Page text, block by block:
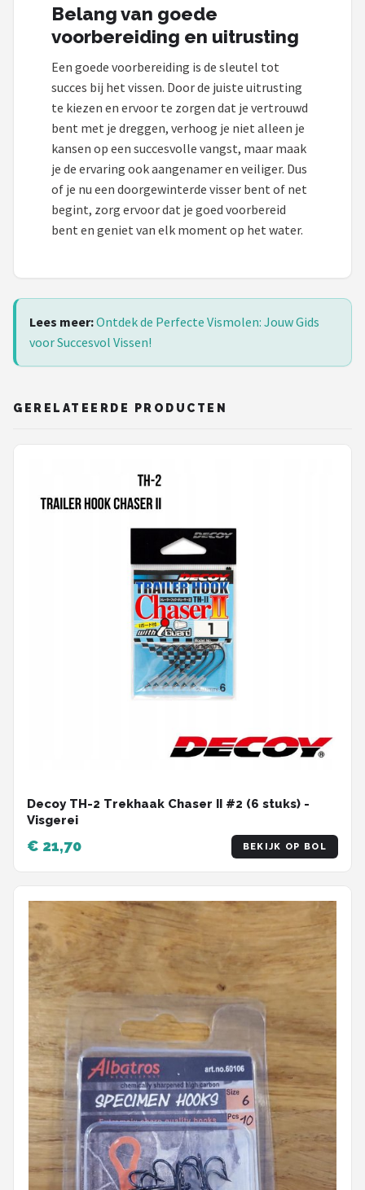
Belang van goede
voorbereiding en uitrusting
Een goede voorbereiding is de sleutel tot
succes bij het vissen. Door de juiste uitrusting
te kiezen en ervoor te zorgen dat je vertrouwd
bent met je dreggen, verhoog je niet alleen je
kansen op een succesvolle vangst, maar maak
je de ervaring ook aangenamer en veiliger. Dus
of je nu een doorgewinterde visser bent of net
begint, zorg ervoor dat je goed voorbereid
bent en geniet van elk moment op het water.
Lees meer:Ontdek de Perfecte Vismolen: Jouw Gids
voor Succesvol Vissen!
GERELATEERDE PRODUCTEN
Decoy TH-2 Trekhaak Chaser II #2 (6 stuks) -
Visgerei
€ 21,70 BEKIJK OP BOL